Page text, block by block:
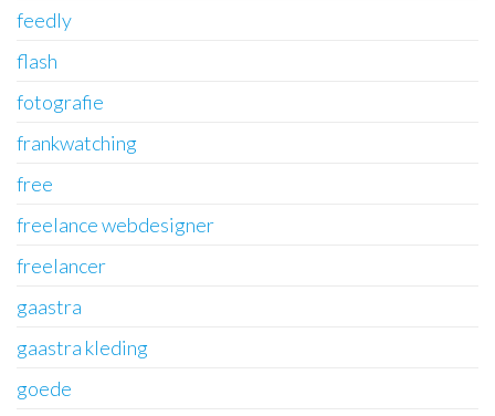
feedly
flash
fotografie
frankwatching
free
freelance webdesigner
freelancer
gaastra
gaastra kleding
goede